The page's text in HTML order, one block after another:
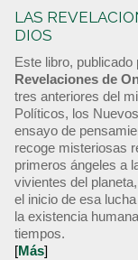
LAS
DIOS
Este libro,
Revelaciones de
tres anteriores del
Políticos, los
ensayo de
recoge misteriosas
primeros ángeles a
vivientes del
el inicio de esa
la existencia
tiempos.
[Más]